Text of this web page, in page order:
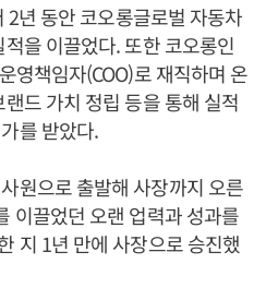
년 동안 코오롱글로벌 자동차
을 이끌었다. 또한 코오롱인
영책임자(COO)로 재직하며 온
드 가치 정립 등을 통해 실적
를 받았다.
원으로 출발해 사장까지 오른
이끌었던 오랜 업력과 성과를
지 1년 만에 사장으로 승진했